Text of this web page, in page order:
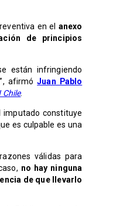
en el anexo
de principios
están infringiendo
afirmóJuan Pablo
Chile.
imputado constituye
es culpable es una
válidas para
no hay ninguna
de que llevarlo